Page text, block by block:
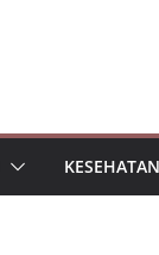
KESEHATAN